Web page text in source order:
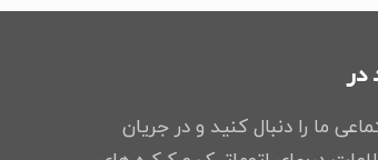
در
ما را دنبال کنید و در جریان